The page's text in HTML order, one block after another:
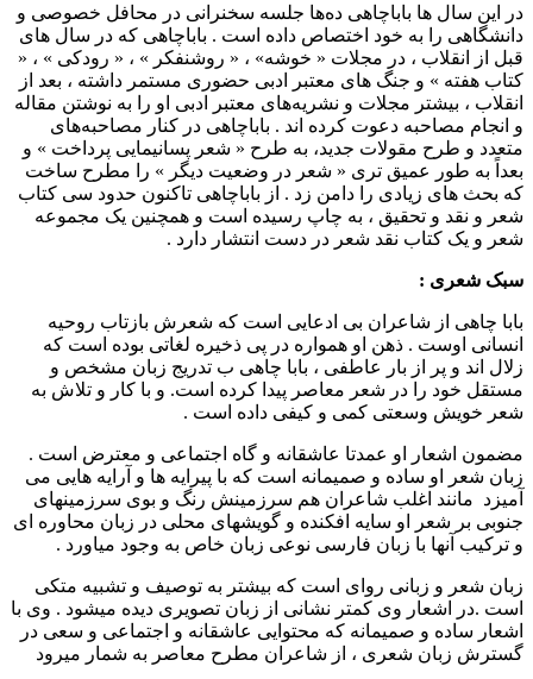
در این سال ها باباچاهی ده‌ها جلسه سخنرانی در محافل خصوصی و
دانشگاهی را به خود اختصاص داده است . باباچاهی که در سال های
قبل از انقلاب ، در مجلات « خوشه» ، « روشنفکر » ، « رودکی » ، «
کتاب هفته » و جنگ های معتبر ادبی حضوری مستمر داشته ، بعد از
انقلاب ، بیشتر مجلات و نشریه‌های معتبر ادبی او را به نوشتن مقاله
و انجام مصاحبه دعوت کرده اند . باباچاهی در کنار مصاحبه‌های
متعدد و طرح مقولات جدید، به طرح « شعر پسانیمایی پرداخت » و
بعداً به طور عمیق تری « شعر در وضعیت دیگر » را مطرح ساخت
که بحث های زیادی را دامن زد . از باباچاهی تاکنون حدود سی کتاب
شعر و نقد و تحقیق ، به چاپ رسیده است و همچنین یک مجموعه
شعر و یک کتاب نقد شعر در دست انتشار دارد .
سبک شعری :
بابا چاهی از شاعران بی ادعایی است که شعرش بازتاب روحیه
انسانی اوست . ذهن او همواره در پی ذخیره لغاتی بوده است که
زلال اند و پر از بار عاطفی ، بابا چاهی ب تدریج زبان مشخص و
مستقل خود را در شعر معاصر پیدا کرده است. و با کار و تلاش به
شعر خویش وسعتی کمی و کیفی داده است .
مضمون اشعار او عمدتا عاشقانه و گاه اجتماعی و معترض است .
زبان شعر او ساده و صمیمانه است که با پیرایه ها و آرایه هایی می
آمیزد مانند اغلب شاعران هم سرزمینش رنگ و بوی سرزمینهای
جنوبی بر شعر او سایه افکنده و گویشهای محلی در زبان محاوره ای
و ترکیب آنها با زبان فارسی نوعی زبان خاص به وجود میاورد .
زبان شعر و زبانی روای است که بیشتر به توصیف و تشبیه متکی
است .در اشعار وی کمتر نشانی از زبان تصویری دیده میشود . وی با
اشعار ساده و صمیمانه که محتوایی عاشقانه و اجتماعی و سعی در
گسترش زبان شعری ، از شاعران مطرح معاصر به شمار میرود